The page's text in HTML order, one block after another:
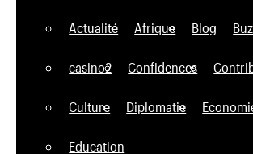
Actualité Afrique Blog
casino2 Confidences
Culture Diplomatie
Education